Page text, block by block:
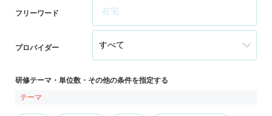
フリーワード
プロバイダー
研修テーマ・単位数・その他の条件を指定する
テーマ